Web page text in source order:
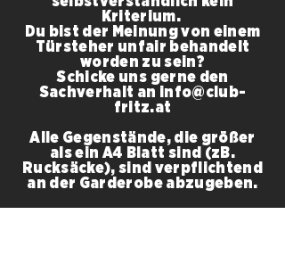
Kriterium.
Du bist der Meinung von einem
Türsteher unfair behandelt
worden zu sein?
Schicke uns gerne den
Sachverhalt an info@club-
fritz.at
Alle Gegenstände, die größer
als ein A4 Blatt sind (zB.
Rucksäcke), sind verpflichtend
an der Garderobe abzugeben.